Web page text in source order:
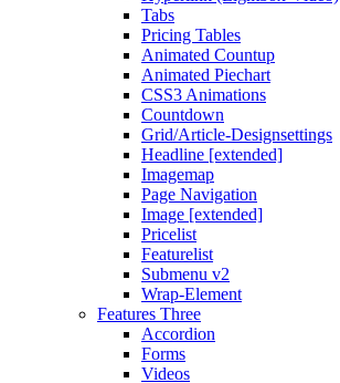
Tabs
Pricing Tables
Animated Countup
Animated Piechart
CSS3 Animations
Countdown
Grid/Article-Designsettings
Headline [extended]
Imagemap
Page Navigation
Image [extended]
Pricelist
Featurelist
Submenu v2
Wrap-Element
Features Three
Accordion
Forms
Videos